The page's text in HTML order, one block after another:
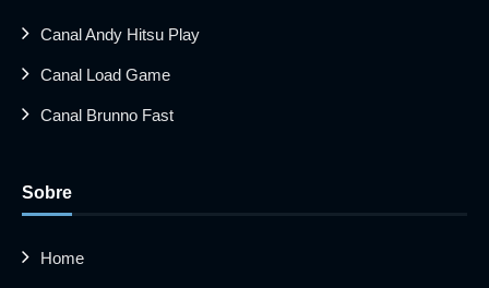
Canal Andy Hitsu Play
Canal Load Game
Canal Brunno Fast
Sobre
Home